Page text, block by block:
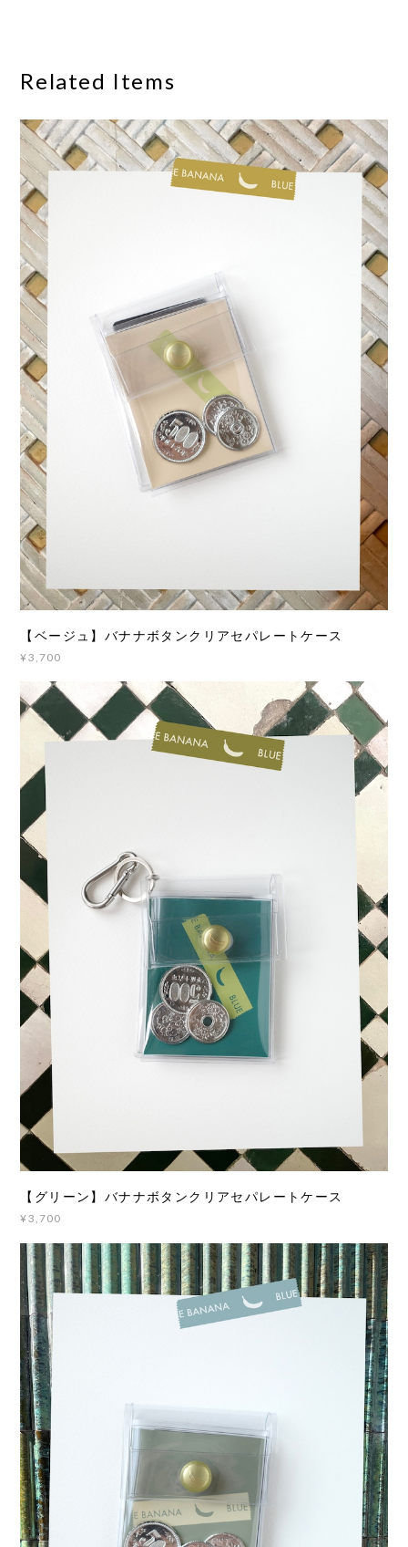
Related Items
【ベージュ】バナナボタンクリアセパレートケース
¥3,700
【グリーン】バナナボタンクリアセパレートケース
¥3,700